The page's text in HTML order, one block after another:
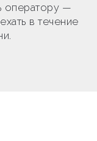
оператору —
в течение